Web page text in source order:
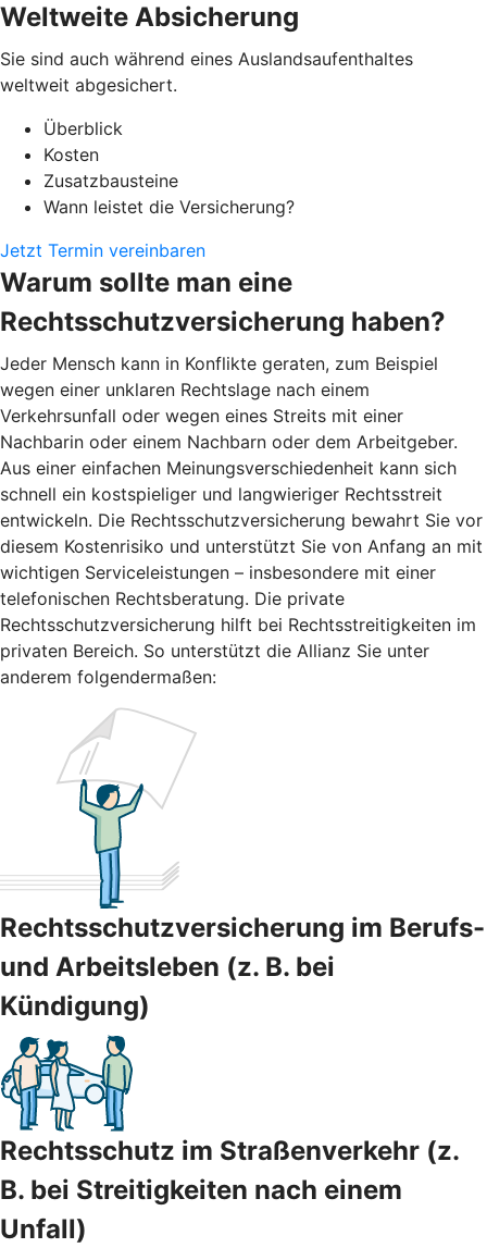
Weltweite Absicherung
Sie sind auch während eines Auslandsaufenthaltes
weltweit abgesichert.
Überblick
Kosten
Zusatzbausteine
Wann leistet die Versicherung?
Jetzt Termin vereinbaren
Warum sollte man eine
Rechtsschutzversicherung haben?
Jeder Mensch kann in Konflikte geraten, zum Beispiel
wegen einer unklaren Rechtslage nach einem
Verkehrsunfall oder wegen eines Streits mit einer
Nachbarin oder einem Nachbarn oder dem Arbeitgeber.
Aus einer einfachen Meinungsverschiedenheit kann sich
schnell ein kostspieliger und langwieriger Rechtsstreit
entwickeln. Die Rechtsschutzversicherung bewahrt Sie vor
diesem Kostenrisiko und unterstützt Sie von Anfang an mit
wichtigen Serviceleistungen – insbesondere mit einer
telefonischen Rechtsberatung. Die private
Rechtsschutzversicherung hilft bei Rechtsstreitigkeiten im
privaten Bereich. So unterstützt die Allianz Sie unter
anderem folgendermaßen:
Rechtsschutzversicherung im Berufs-
und Arbeitsleben (z. B. bei
Kündigung)
Rechtsschutz im Straßenverkehr (z.
B. bei Streitigkeiten nach einem
Unfall)